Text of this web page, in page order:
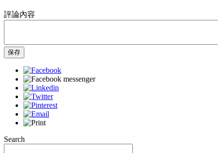
評論內容
保存
Search